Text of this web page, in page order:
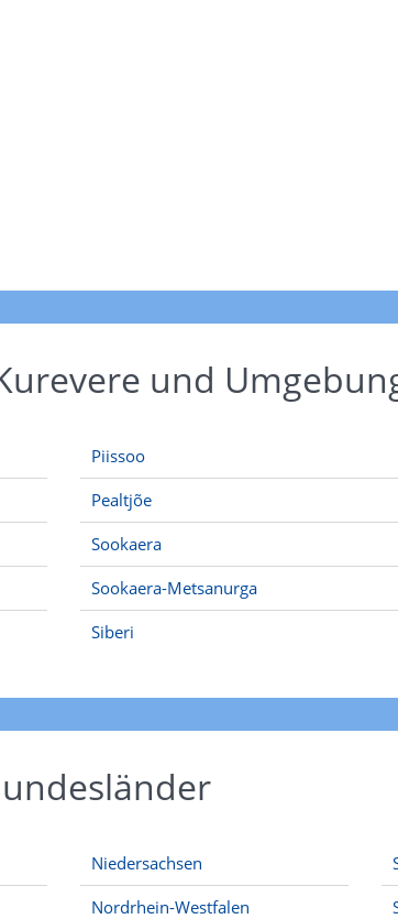
und
Piissoo
Pealtjõe
Sookaera
Sookaera-Metsanurga
Siberi
Niedersachsen
Nordrhein-Westfalen